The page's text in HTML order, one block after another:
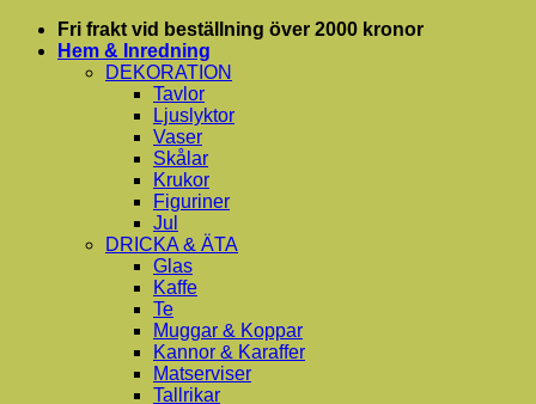
Skip
Fri frakt vid beställning över 2000 kronor
Hem & Inredning
DEKORATION
Tavlor
Ljuslyktor
Vaser
Skålar
Krukor
Figuriner
Jul
DRICKA & ÄTA
Glas
Kaffe
Te
Muggar & Koppar
Kannor & Karaffer
Matserviser
Tallrikar